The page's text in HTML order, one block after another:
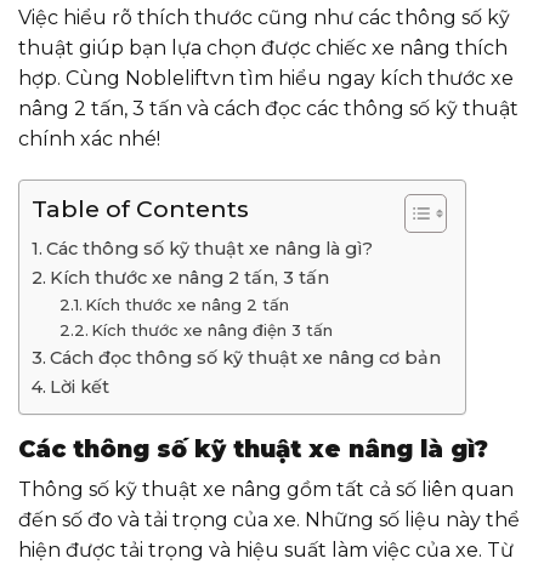
Việc hiểu rõ thích thước cũng như các thông số kỹ
thuật giúp bạn lựa chọn được chiếc xe nâng thích
hợp. Cùng Nobleliftvn tìm hiểu ngay kích thước xe
nâng 2 tấn, 3 tấn và cách đọc các thông số kỹ thuật
chính xác nhé!
Table of Contents
Các thông số kỹ thuật xe nâng là gì?
Kích thước xe nâng 2 tấn, 3 tấn
Kích thước xe nâng 2 tấn
Kích thước xe nâng điện 3 tấn
Cách đọc thông số kỹ thuật xe nâng cơ bản
Lời kết
Các thông số kỹ thuật xe nâng là gì?
Thông số kỹ thuật xe nâng gồm tất cả số liên quan
đến số đo và tải trọng của xe. Những số liệu này thể
hiện được tải trọng và hiệu suất làm việc của xe. Từ